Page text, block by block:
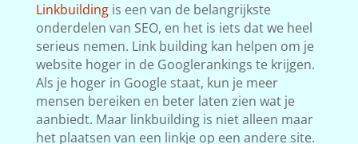
Linkbuildingis een van de belangrijkste
onderdelen van SEO, en het is iets dat we heel
serieus nemen. Link building kan helpen om je
website hoger in de Googlerankings te krijgen.
Als je hoger in Google staat, kun je meer
mensen bereiken en beter laten zien wat je
aanbiedt. Maar linkbuilding is niet alleen maar
het plaatsen van een linkje op een andere site.